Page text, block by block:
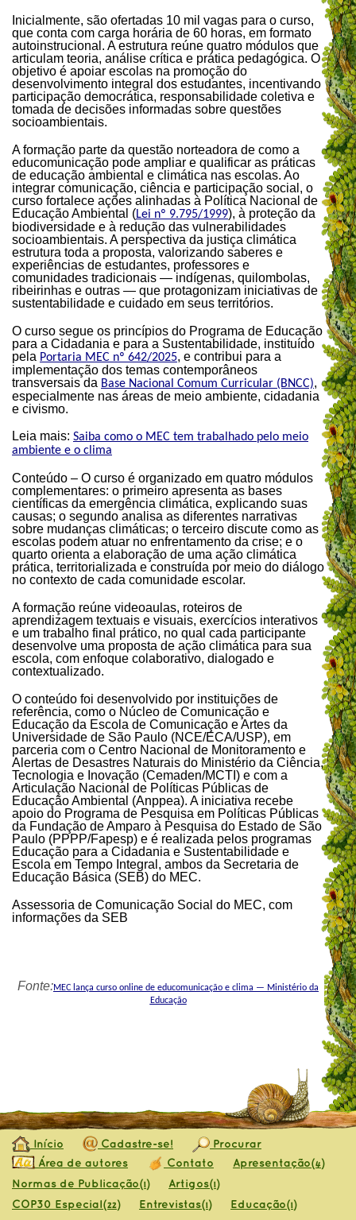
Inicialmente, são ofertadas 10 mil vagas para o curso,
que conta com carga horária de 60 horas, em formato
autoinstrucional. A estrutura reúne quatro módulos que
articulam teoria, análise crítica e prática pedagógica. O
objetivo é apoiar escolas na promoção do
desenvolvimento integral dos estudantes, incentivando
participação democrática, responsabilidade coletiva e
tomada de decisões informadas sobre questões
socioambientais.
A formação parte da questão norteadora de como a
educomunicação pode ampliar e qualificar as práticas
de educação ambiental e climática nas escolas. Ao
integrar comunicação, ciência e participação social, o
curso fortalece ações alinhadas à Política Nacional de
Educação Ambiental (Lei nº 9.795/1999), à proteção da
biodiversidade e à redução das vulnerabilidades
socioambientais. A perspectiva da justiça climática
estrutura toda a proposta, valorizando saberes e
experiências de estudantes, professores e
comunidades tradicionais — indígenas, quilombolas,
ribeirinhas e outras — que protagonizam iniciativas de
sustentabilidade e cuidado em seus territórios.
O curso segue os princípios do Programa de Educação
para a Cidadania e para a Sustentabilidade, instituído
pela Portaria MEC nº 642/2025, e contribui para a
implementação dos temas contemporâneos
transversais da Base Nacional Comum Curricular (BNCC),
especialmente nas áreas de meio ambiente, cidadania
e civismo.
Leia mais: Saiba como o MEC tem trabalhado pelo meio
ambiente e o clima
Conteúdo – O curso é organizado em quatro módulos
complementares: o primeiro apresenta as bases
científicas da emergência climática, explicando suas
causas; o segundo analisa as diferentes narrativas
sobre mudanças climáticas; o terceiro discute como as
escolas podem atuar no enfrentamento da crise; e o
quarto orienta a elaboração de uma ação climática
prática, territorializada e construída por meio do diálogo
no contexto de cada comunidade escolar.
A formação reúne videoaulas, roteiros de
aprendizagem textuais e visuais, exercícios interativos
e um trabalho final prático, no qual cada participante
desenvolve uma proposta de ação climática para sua
escola, com enfoque colaborativo, dialogado e
contextualizado.
O conteúdo foi desenvolvido por instituições de
referência, como o Núcleo de Comunicação e
Educação da Escola de Comunicação e Artes da
Universidade de São Paulo (NCE/ECA/USP), em
parceria com o Centro Nacional de Monitoramento e
Alertas de Desastres Naturais do Ministério da Ciência,
Tecnologia e Inovação (Cemaden/MCTI) e com a
Articulação Nacional de Políticas Públicas de
Educação Ambiental (Anppea). A iniciativa recebe
apoio do Programa de Pesquisa em Políticas Públicas
da Fundação de Amparo à Pesquisa do Estado de São
Paulo (PPPP/Fapesp) e é realizada pelos programas
Educação para a Cidadania e Sustentabilidade e
Escola em Tempo Integral, ambos da Secretaria de
Educação Básica (SEB) do MEC.
Assessoria de Comunicação Social do MEC, com
informações da SEB
Fonte:MEC lança curso online de educomunicação e clima — Ministério da
Educação
Início Cadastre-se!
Procurar
Área de autores
Contato Apresentação(4)
Normas de Publicação(1) Artigos(1)
COP30 Especial(22) Entrevistas(1) Educação(1)